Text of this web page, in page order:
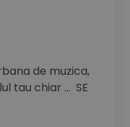
de muzica,
tau chiar … SE